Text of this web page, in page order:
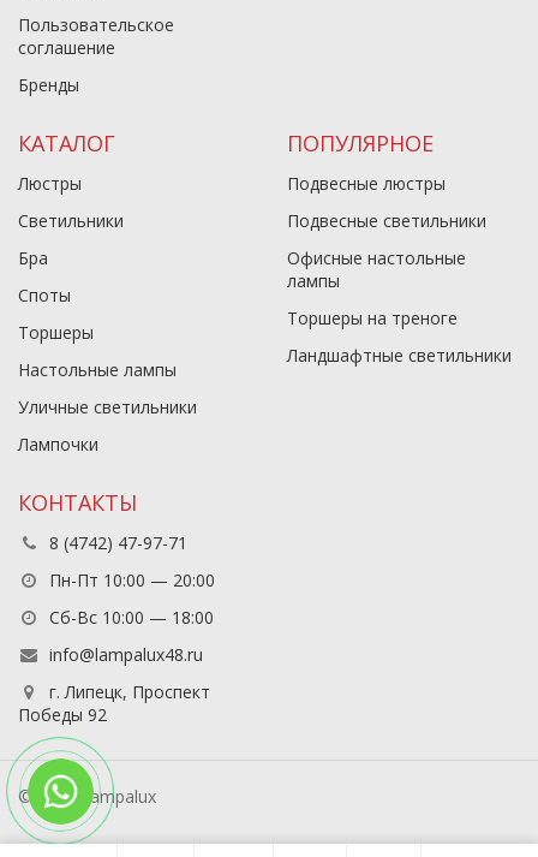
Пользовательское
соглашение
Бренды
КАТАЛОГ
Люстры
Светильники
Бра
Споты
Торшеры
Настольные лампы
Уличные светильники
Лампочки
ПОПУЛЯРНОЕ
Подвесные люстры
Подвесные светильники
Офисные настольные
лампы
Торшеры на треноге
Ландшафтные светильники
КОНТАКТЫ
8 (4742) 47-97-71
Пн-Пт 10:00 — 20:00
Сб-Вс 10:00 — 18:00
info@lampalux48.ru
г. Липецк, Проспект
Победы 92
© 2026 Lampalux